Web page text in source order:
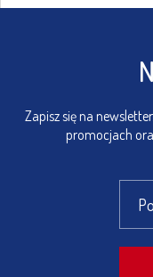
Zapisz się na
promocjach